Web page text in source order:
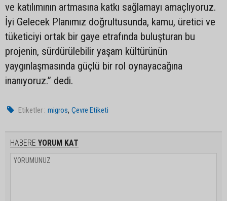
ve katılımının artmasına katkı sağlamayı amaçlıyoruz.
İyi Gelecek Planımız doğrultusunda, kamu, üretici ve
tüketiciyi ortak bir gaye etrafında buluşturan bu
projenin, sürdürülebilir yaşam kültürünün
yaygınlaşmasında güçlü bir rol oynayacağına
inanıyoruz.” dedi.
Etiketler : migros,Çevre Etiketi
HABERE YORUM KAT